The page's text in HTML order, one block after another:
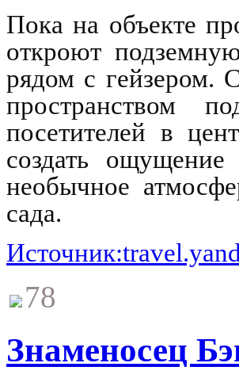
Пока на объекте
откроют
рядом с гейзером.
пространством
посетителей в
создать
необычное
сада.
78
Знаменосец